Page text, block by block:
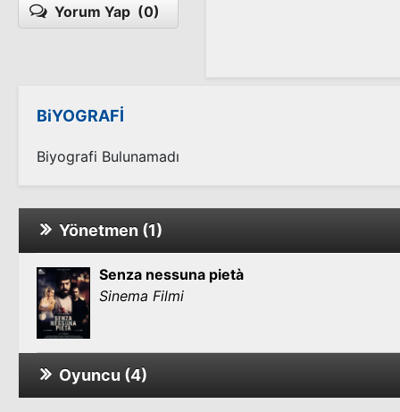
Yorum Yap (0)
BiYOGRAFİ
Biyografi Bulunamadı
Yönetmen (1)
Senza nessuna pietà
Sinema Filmi
Oyuncu (4)